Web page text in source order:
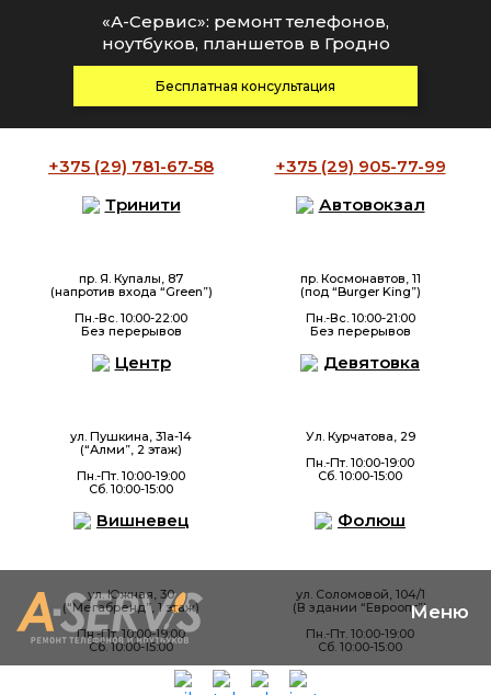
+375 (29) 781-67-58 +375 (29) 905-77-99
Тринити
пр. Я. Купалы, 87
(напротив входа “Green”)
Пн.-Вс. 10:00-22:00
Без перерывов
Автовокзал
пр. Космонавтов, 11
(под “Burger King”)
Пн.-Вс. 10:00-21:00
Без перерывов
Центр
ул. Пушкина, 31а-14
(“Алми”, 2 этаж)
Пн.-Пт. 10:00-19:00
Сб. 10:00-15:00
Девятовка
Ул. Курчатова, 29
Пн.-Пт. 10:00-19:00
Сб. 10:00-15:00
Вишневец
ул. Южная, 30
(“Мегабренд”, 1 этаж)
Пн.-Пт. 10:00-19:00
Сб. 10:00-15:00
Фолюш
ул. Соломовой, 104/1
(В здании “Евроопт”)
Пн.-Пт. 10:00-19:00
Сб. 10:00-15:00
«А-Сервис»: ремонт телефонов,
ноутбуков, планшетов в Гродно
Бесплатная консультация